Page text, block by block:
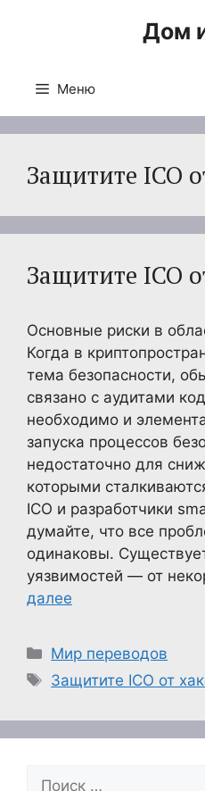
Дом
Меню
Защитите ICO
Защитите ICO
Основные риски в
Когда в
тема безопасности,
связано с аудитами
необходимо и
запуска процессов
недостаточно для
которыми
ICO и разработчики
думайте, что все
одинаковы.
уязвимостей — от
далее
Рубрики
Мир переводов
Метки
Защитите ICO от
Поиск: